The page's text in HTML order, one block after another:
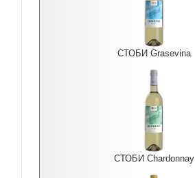
СТОБИ Grasevina
СТОБИ Chardonnay